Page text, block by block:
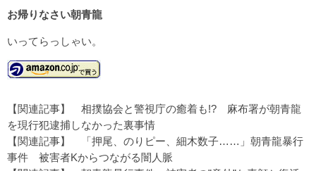
お帰りなさい朝青龍
いってらっしゃい。
【関連記事】 相撲協会と警視庁の癒着も!? 麻布署が朝青龍
を現行犯逮捕しなかった裏事情
【関連記事】
「押尾、のりピー、細木数子……」朝青龍暴行
事件 被害者Kからつながる闇人脈